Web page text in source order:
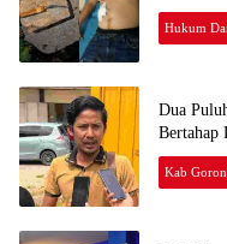
Hukum
Dua
Bertahap
Kab